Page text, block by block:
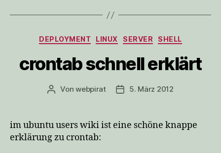
Kategorien
DEPLOYMENT LINUX SERVER SHELL
crontab schnell erklärt
Beitragsautor
Vonwebpirat Veröffentlichungsdatum
5. März 2012
im ubuntu users wiki ist eine schöne knappe
erklärung zu crontab: